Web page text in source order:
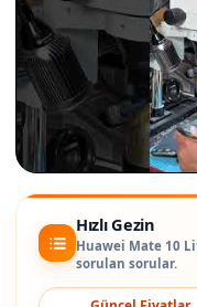
Hızlı Gezin
Huawei Mate 10
sorulan sorular.